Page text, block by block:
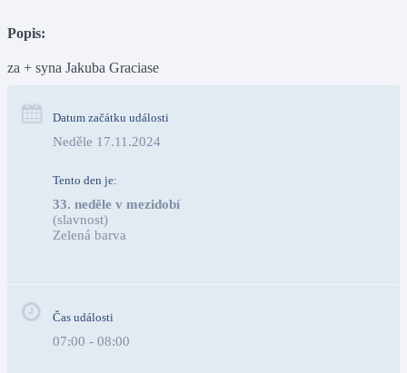
Popis:
za + syna Jakuba Graciase
Datum začátku události
Neděle 17.11.2024
Tento den je:
33. neděle v mezidobí
(slavnost)
Zelená barva
Čas události
07:00 - 08:00